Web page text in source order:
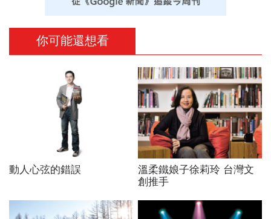
你可能還想看
動人心弦的錯誤
溫柔鐵娘子徐莉玲 台灣文
創推手